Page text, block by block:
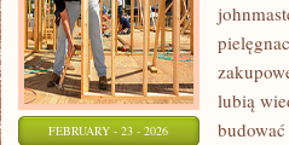
FEBRUARY - 23 - 2026
lubią